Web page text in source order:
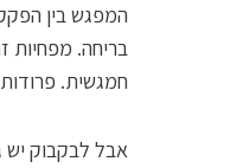
המפגש בין
בריחה.
חמגשית.